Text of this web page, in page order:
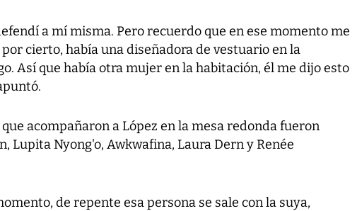
a mí misma. Pero recuerdo que en ese momento me
cierto, había una diseñadora de vestuario en la
Así que había otra mujer en la habitación, él me dijo esto
acompañaron a López en la mesa redonda fueron
Lupita Nyong'o, Awkwafina, Laura Dern y Renée
de repente esa persona se sale con la suya,